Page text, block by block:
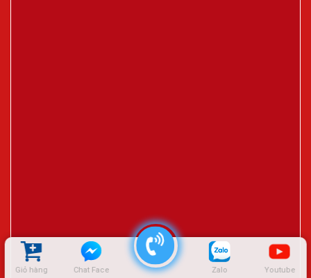
Giỏ hàng Chat Face Zalo Youtube